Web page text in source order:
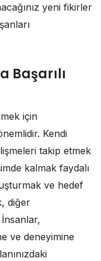
yeni fikirler
Başarılı
için
Kendi
takip etmek
kalmak faydalı
ve hedef
diğer
İnsanlar,
ve deneyimine